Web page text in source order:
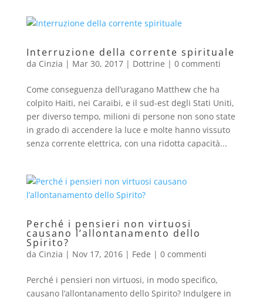
Interruzione della corrente spirituale
da Cinzia | Mar 30, 2017| Dottrine | 0 commenti
Come conseguenza dell’uragano Matthew che ha
colpito Haiti, nei Caraibi, e il sud-est degli Stati Uniti,
per diverso tempo, milioni di persone non sono state
in grado di accendere la luce e molte hanno vissuto
senza corrente elettrica, con una ridotta capacità...
Perché i pensieri non virtuosi
causano l’allontanamento dello
Spirito?
da Cinzia | Nov 17, 2016| Fede | 0 commenti
Perché i pensieri non virtuosi, in modo specifico,
causano l’allontanamento dello Spirito? Indulgere in